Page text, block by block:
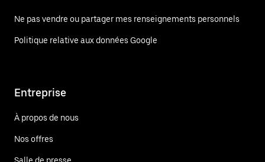
Ne pas vendre ou partager mes renseignements personnels
Politique relative aux données Google
Entreprise
À propos de nous
Nos offres